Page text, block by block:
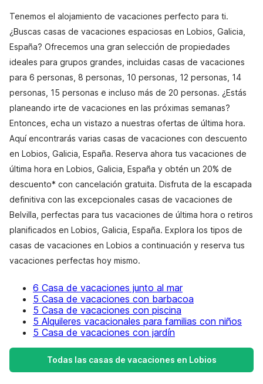
Tenemos el alojamiento de vacaciones perfecto para ti.
¿Buscas casas de vacaciones espaciosas en Lobios, Galicia,
España? Ofrecemos una gran selección de propiedades
ideales para grupos grandes, incluidas casas de vacaciones
para 6 personas, 8 personas, 10 personas, 12 personas, 14
personas, 15 personas e incluso más de 20 personas. ¿Estás
planeando irte de vacaciones en las próximas semanas?
Entonces, echa un vistazo a nuestras ofertas de última hora.
Aquí encontrarás varias casas de vacaciones con descuento
en Lobios, Galicia, España. Reserva ahora tus vacaciones de
última hora en Lobios, Galicia, España y obtén un 20% de
descuento* con cancelación gratuita. Disfruta de la escapada
definitiva con las excepcionales casas de vacaciones de
Belvilla, perfectas para tus vacaciones de última hora o retiros
planificados en Lobios, Galicia, España. Explora los tipos de
casas de vacaciones en Lobios a continuación y reserva tus
vacaciones perfectas hoy mismo.
6 Casa de vacaciones junto al mar
5 Casa de vacaciones con barbacoa
5 Casa de vacaciones con piscina
5 Alquileres vacacionales para familias con niños
5 Casa de vacaciones con jardín
Todas las casas de vacaciones en Lobios